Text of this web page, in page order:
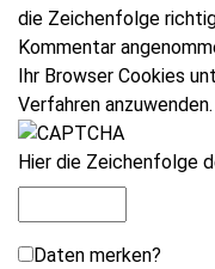
die Zeichenfolge
Kommentar
Ihr Browser Cookies
Verfahren anzuwenden.
Hier die Zeichenfolge
Daten merken?